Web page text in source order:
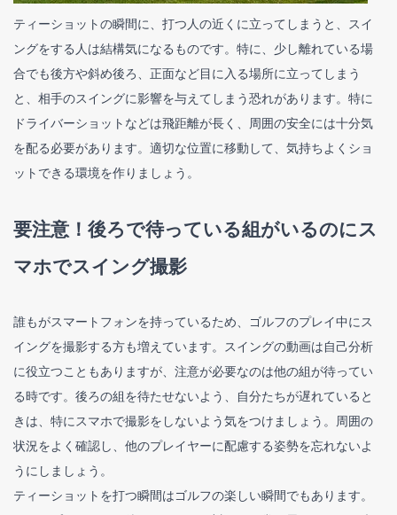
ティーショットの瞬間に、打つ人の近くに立ってしまうと、スイ
ングをする人は結構気になるものです。特に、少し離れている場
合でも後方や斜め後ろ、正面など目に入る場所に立ってしまう
と、相手のスイングに影響を与えてしまう恐れがあります。特に
ドライバーショットなどは飛距離が長く、周囲の安全には十分気
を配る必要があります。適切な位置に移動して、気持ちよくショ
ットできる環境を作りましょう。
要注意！後ろで待っている組がいるのにス
マホでスイング撮影
誰もがスマートフォンを持っているため、ゴルフのプレイ中にス
イングを撮影する方も増えています。スイングの動画は自己分析
に役立つこともありますが、注意が必要なのは他の組が待ってい
る時です。後ろの組を待たせないよう、自分たちが遅れていると
きは、特にスマホで撮影をしないよう気をつけましょう。周囲の
状況をよく確認し、他のプレイヤーに配慮する姿勢を忘れないよ
うにしましょう。
ティーショットを打つ瞬間はゴルフの楽しい瞬間でもあります。